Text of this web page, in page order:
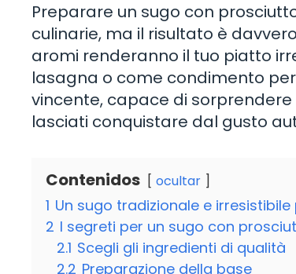
Preparare un sugo con
culinarie, ma il risultato è
aromi renderanno il tuo piatto
lasagna o come condimento
vincente, capace di
lasciati conquistare dal gusto
Contenidos ocultar
1 Un sugo tradizionale e
2 I segreti per un sugo con
2.1 Scegli gli ingredienti di qualità
2.2 Preparazione della base